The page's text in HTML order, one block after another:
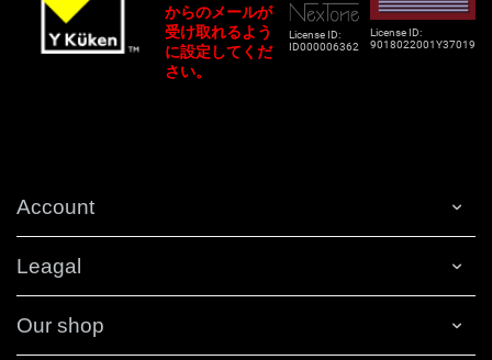
からのメールが
受け取れるよう
に設定してくだ
さい。
License ID:
ID000006362
License ID:
9018022001Y37019
Account
Leagal
Our shop